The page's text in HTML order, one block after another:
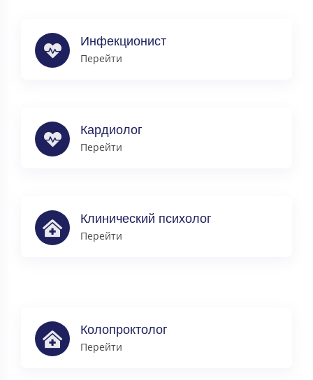
Инфекционист
Перейти
Кардиолог
Перейти
Клинический психолог
Перейти
Колопроктолог
Перейти